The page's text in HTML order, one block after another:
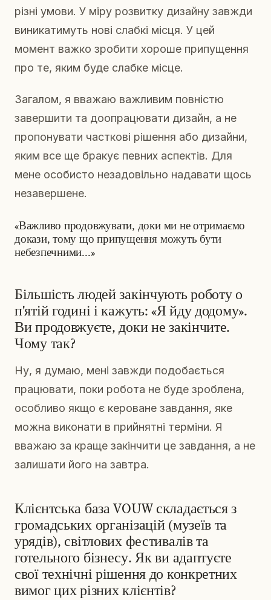
різні умови. У міру розвитку дизайну завжди
виникатимуть нові слабкі місця. У цей
момент важко зробити хороше припущення
про те, яким буде слабке місце.
Загалом, я вважаю важливим повністю
завершити та доопрацювати дизайн, а не
пропонувати часткові рішення або дизайни,
яким все ще бракує певних аспектів. Для
мене особисто незадовільно надавати щось
незавершене.
«Важливо продовжувати, доки ми не отримаємо
докази, тому що припущення можуть бути
небезпечними...»
Більшість людей закінчують роботу о
п'ятій годині і кажуть: «Я йду додому».
Ви продовжуєте, доки не закінчите.
Чому так?
Ну, я думаю, мені завжди подобається
працювати, поки робота не буде зроблена,
особливо якщо є кероване завдання, яке
можна виконати в прийнятні терміни. Я
вважаю за краще закінчити це завдання, а не
залишати його на завтра.
Клієнтська база VOUW складається з
громадських організацій (музеїв та
урядів), світлових фестивалів та
готельного бізнесу. Як ви адаптуєте
свої технічні рішення до конкретних
вимог цих різних клієнтів?